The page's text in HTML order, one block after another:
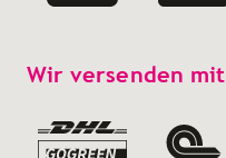
Wir versenden mit